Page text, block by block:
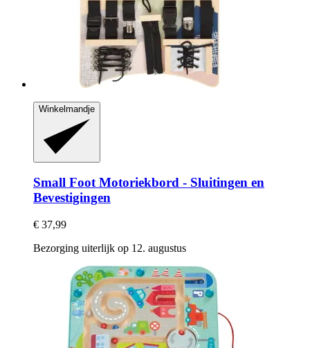
Winkelmandje
Small FootMotoriekbord -​ Sluitingen en
Bevestigingen
€ 37,99
Bezorging uiterlijk op 12. augustus